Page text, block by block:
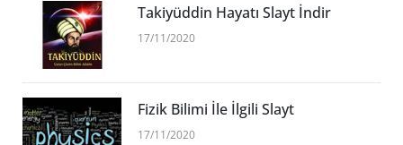
Takiyüddin Hayatı Slayt İndir
17/11/2020
Fizik Bilimi İle İlgili Slayt
17/11/2020